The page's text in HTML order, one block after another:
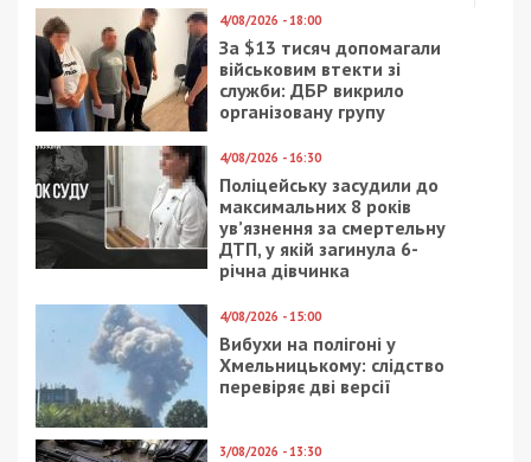
4/08/2026 - 18:00
За $13 тисяч допомагали
військовим втекти зі
служби: ДБР викрило
організовану групу
4/08/2026 - 16:30
Поліцейську засудили до
максимальних 8 років
ув’язнення за смертельну
ДТП, у якій загинула 6-
річна дівчинка
4/08/2026 - 15:00
Вибухи на полігоні у
Хмельницькому: слідство
перевіряє дві версії
3/08/2026 - 13:30